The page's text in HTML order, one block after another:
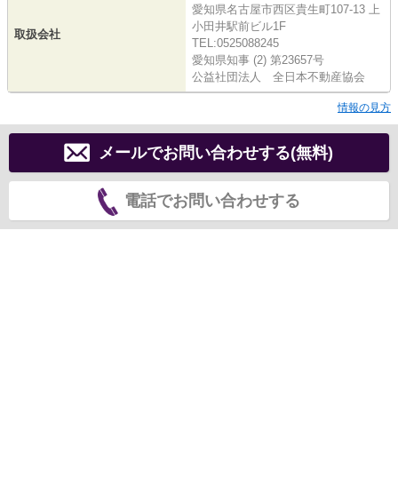
取扱会社
愛知県名古屋市西区貴生町107-13 上
小田井駅前ビル1F
TEL:0525088245
愛知県知事 (2) 第23657号
公益社団法人 全日本不動産協会
情報の見方
メールでお問い合わせする(無料)
電話でお問い合わせする